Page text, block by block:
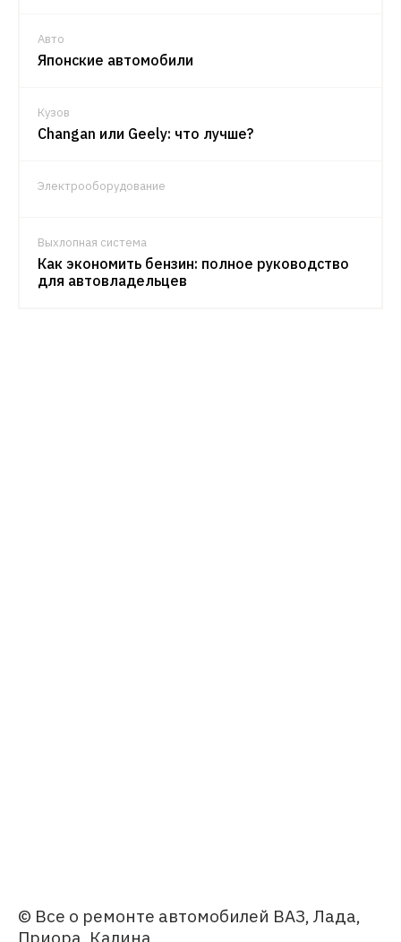
Авто
Японские автомобили
Кузов
Changan или Geely: что лучше?
Электрооборудование
Выхлопная система
Как экономить бензин: полное руководство
для автовладельцев
© Все о ремонте автомобилей ВАЗ, Лада,
Приора, Калина